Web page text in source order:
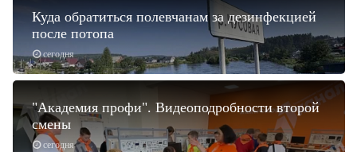
сегодня
Куда обратиться полевчанам за дезинфекцией
после потопа
сегодня
"Академия профи". Видеоподробности второй
смены